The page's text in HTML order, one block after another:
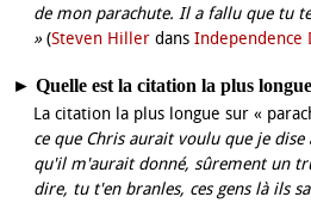
de mon parachute. Il a fallu que tu
»(Steven Hiller dans Independence
► Quelle est la citation la plus
La citation la plus longue sur «
ce que Chris aurait voulu que je
qu'il m'aurait donné, sûrement un
dire, tu t'en branles, ces gens là ils